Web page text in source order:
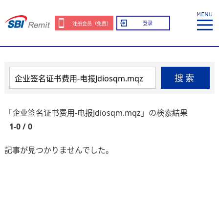
注册会员（免费） 登录
搜索
「企业签名证书费用-电报Jdiosqm.mqz」の検索結果
1-0 / 0
記事が見つかりませんでした。